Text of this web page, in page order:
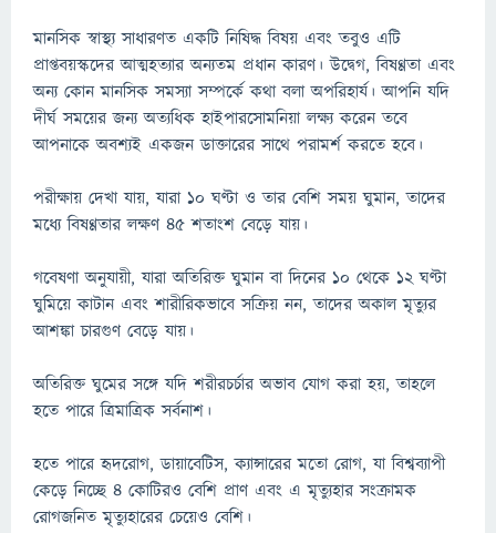
মানসিক স্বাস্থ্য সাধারণত একটি নিষিদ্ধ বিষয় এবং তবুও এটি
প্রাপ্তবয়স্কদের আত্মহত্যার অন্যতম প্রধান কারণ। উদ্বেগ, বিষণ্ণতা এবং
অন্য কোন মানসিক সমস্যা সম্পর্কে কথা বলা অপরিহার্য। আপনি যদি
দীর্ঘ সময়ের জন্য অত্যধিক হাইপারসোমনিয়া লক্ষ্য করেন তবে
আপনাকে অবশ্যই একজন ডাক্তারের সাথে পরামর্শ করতে হবে।
পরীক্ষায় দেখা যায়, যারা ১০ ঘণ্টা ও তার বেশি সময় ঘুমান, তাদের
মধ্যে বিষণ্ণতার লক্ষণ ৪৫ শতাংশ বেড়ে যায়।
গবেষণা অনুযায়ী, যারা অতিরিক্ত ঘুমান বা দিনের ১০ থেকে ১২ ঘণ্টা
ঘুমিয়ে কাটান এবং শারীরিকভাবে সক্রিয় নন, তাদের অকাল মৃত্যুর
আশঙ্কা চারগুণ বেড়ে যায়।
অতিরিক্ত ঘুমের সঙ্গে যদি শরীরচর্চার অভাব যোগ করা হয়, তাহলে
হতে পারে ত্রিমাত্রিক সর্বনাশ।
হতে পারে হৃদরোগ, ডায়াবেটিস, ক্যান্সারের মতো রোগ, যা বিশ্বব্যাপী
কেড়ে নিচ্ছে ৪ কোটিরও বেশি প্রাণ এবং এ মৃত্যুহার সংক্রামক
রোগজনিত মৃত্যুহারের চেয়েও বেশি।